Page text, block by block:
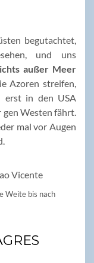
begutachtet,
und uns
außer Meer
Azoren streifen,
erst in den USA
Westen fährt.
mal vor Augen
Weite bis nach